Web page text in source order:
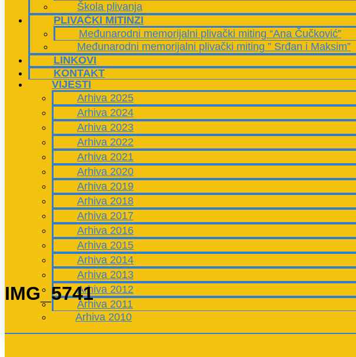
Škola plivanja
PLIVAČKI MITINZI
Međunarodni memorijalni plivački miting “Ana Čučković”
Međunarodni memorijalni plivački miting ” Srđan i Maksim”
LINKOVI
KONTAKT
VIJESTI
Arhiva 2025
Arhiva 2024
Arhiva 2023
Arhiva 2022
Arhiva 2021
Arhiva 2020
Arhiva 2019
Arhiva 2018
Arhiva 2017
Arhiva 2016
Arhiva 2015
Arhiva 2014
Arhiva 2013
Arhiva 2012
Arhiva 2011
Arhiva 2010
IMG_5741